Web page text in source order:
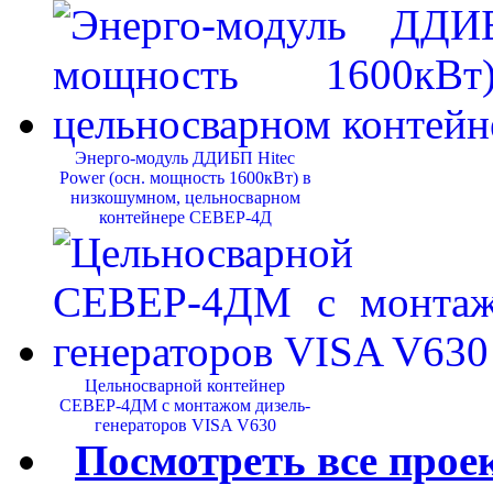
Энерго-модуль ДДИБП Hitec
Power (осн. мощность 1600кВт) в
низкошумном, цельносварном
контейнере СЕВЕР-4Д
Цельносварной контейнер
СЕВЕР-4ДМ с монтажом дизель-
генераторов VISA V630
Посмотреть все